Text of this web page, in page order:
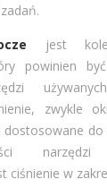
jest
powinien
zwykle
dostosowane do
narzędzi
ciśnienie w